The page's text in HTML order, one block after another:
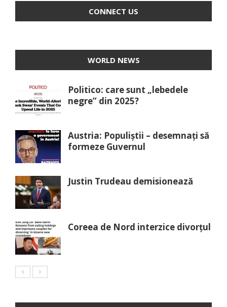
CONNECT US
WORLD NEWS
Politico: care sunt „lebedele
negre” din 2025?
Austria: Populiștii – desemnați să
formeze Guvernul
Justin Trudeau demisionează
Coreea de Nord interzice divorțul